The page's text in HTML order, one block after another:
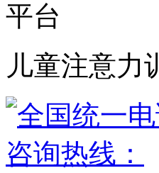
儿童注意力